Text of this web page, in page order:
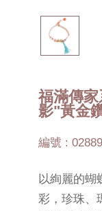
福滿傳
影"黃金
編號 :
以絢麗的蝴
彩，珍珠、